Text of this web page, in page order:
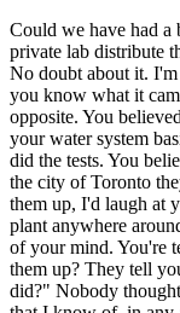
Could we have had a
private lab distribute
No doubt about it.
you know what it
opposite. You
your water system
did the tests. You
the city of Toronto
them up, I'd laugh at
plant anywhere
of your mind. You're
them up? They tell
did?" Nobody